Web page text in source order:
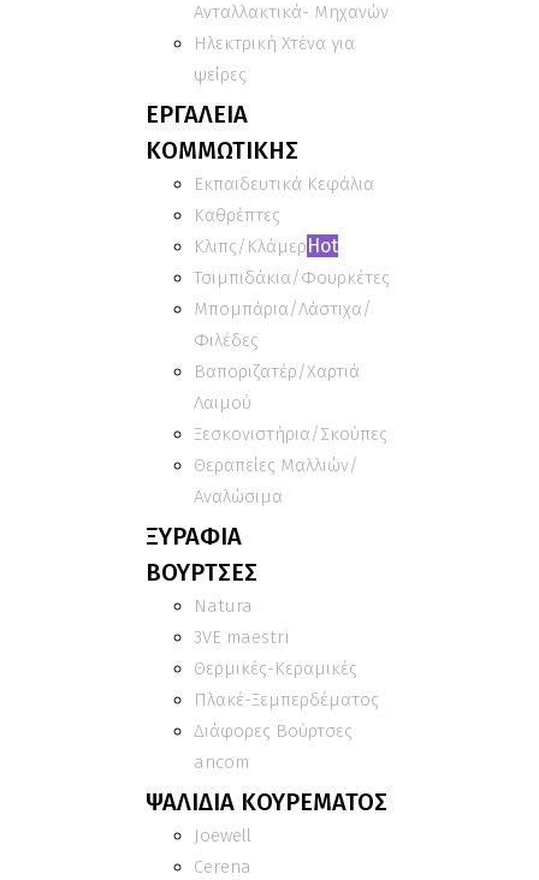
Ανταλλακτικά- Μηχανών
Ηλεκτρική Χτένα για
ψείρες
ΕΡΓΑΛΕΙΑ
ΚΟΜΜΩΤΙΚΗΣ
Εκπαιδευτικά Κεφάλια
Καθρέπτες
Κλιπς/Κλάμερ Hot
Τσιμπιδάκια/Φουρκέτες
Μπομπάρια/Λάστιχα/
Φιλέδες
Βαποριζατέρ/Χαρτιά
Λαιμού
Ξεσκονιστήρια/Σκούπες
Θεραπείες Μαλλιών/
Αναλώσιμα
ΞΥΡΑΦΙΑ
ΒΟΥΡΤΣΕΣ
Natura
3VE maestri
Θερμικές-Κεραμικές
Πλακέ-Ξεμπερδέματος
Διάφορες Βούρτσες
ancom
ΨΑΛΙΔΙΑ ΚΟΥΡΕΜΑΤΟΣ
Joewell
Cerena